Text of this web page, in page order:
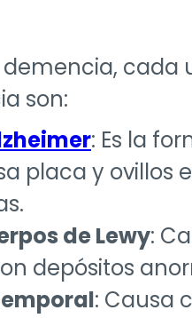
demencia,
son:
: Es la
placa y
de Lewy:
depósitos
: Causa